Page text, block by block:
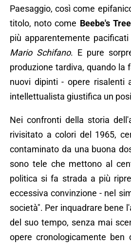
Paesaggio, così come
titolo, noto come Beebe's Tree
più apparentemente
Mario Schifano. E pure
produzione tardiva, quando la
nuovi dipinti - opere risalenti
intellettualista giustifica un
Nei confronti della storia
rivisitato a colori del 1965,
contaminato da una buona
sono tele che mettono al
politica si fa strada a più
eccessiva convinzione - nel
società". Per inquadrare bene
del suo tempo, senza mai
opere cronologicamente